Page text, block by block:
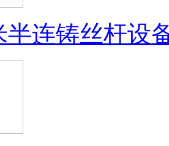
半连铸丝杆设